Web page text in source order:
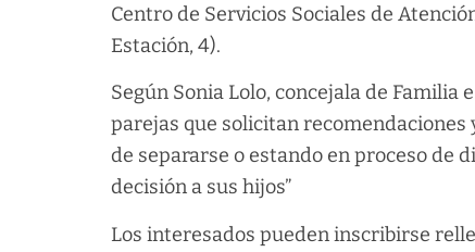
Centro de Servicios Sociales de
Estación, 4).
Según Sonia Lolo, concejala de Familia
parejas que solicitan recomendaciones
de separarse o estando en proceso de
decisión a sus hijos”
Los interesados pueden inscribirse